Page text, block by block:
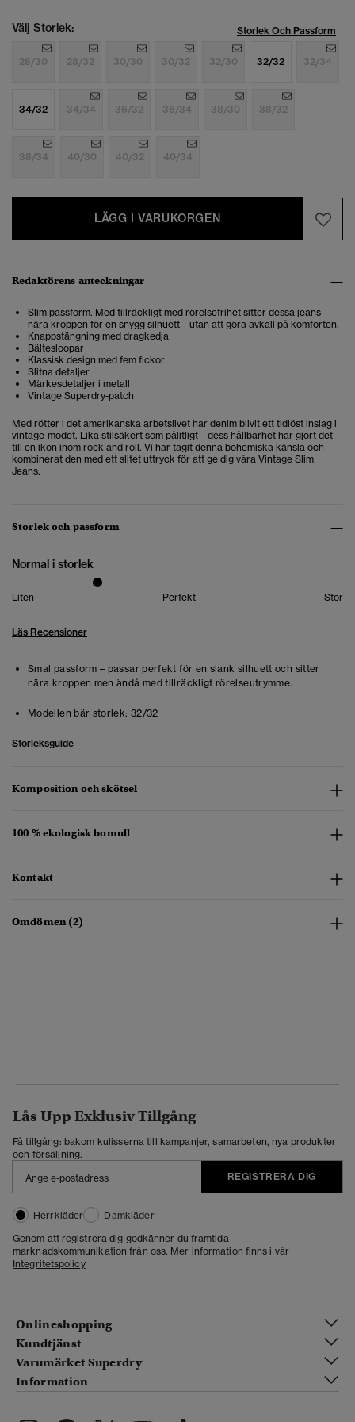
Välj Storlek: Storlek Och Passform
28/30 28/32 30/30 30/32 32/30 32/32 32/34
34/32 34/34 36/32 36/34 38/30 38/32
38/34 40/30 40/32 40/34
LÄGG I VARUKORGEN
Redaktörens anteckningar
Slim passform. Med tillräckligt med rörelsefrihet sitter dessa jeans
nära kroppen för en snygg silhuett – utan att göra avkall på komforten.
Knappstängning med dragkedja
Bältesloopar
Klassisk design med fem fickor
Slitna detaljer
Märkesdetaljer i metall
Vintage Superdry-patch
Med rötter i det amerikanska arbetslivet har denim blivit ett tidlöst inslag i
vintage-modet. Lika stilsäkert som pålitligt – dess hållbarhet har gjort det
till en ikon inom rock and roll. Vi har tagit denna bohemiska känsla och
kombinerat den med ett slitet uttryck för att ge dig våra Vintage Slim
Jeans.
Storlek och passform
Normal i storlek
Liten Perfekt Stor
Läs Recensioner
Smal passform – passar perfekt för en slank silhuett och sitter
nära kroppen men ändå med tillräckligt rörelseutrymme.
Modellen bär storlek: 32/32
Storleksguide
Komposition och skötsel
100 % ekologisk bomull
Kontakt
Omdömen (2)
Lås Upp Exklusiv Tillgång
Få tillgång: bakom kulisserna till kampanjer, samarbeten, nya produkter
och försäljning.
REGISTRERA DIG
Herrkläder
Damkläder
Genom att registrera dig godkänner du framtida
marknadskommunikation från oss. Mer information finns i vår
Integritetspolicy
Onlineshopping
Kundtjänst
Varumärket Superdry
Information